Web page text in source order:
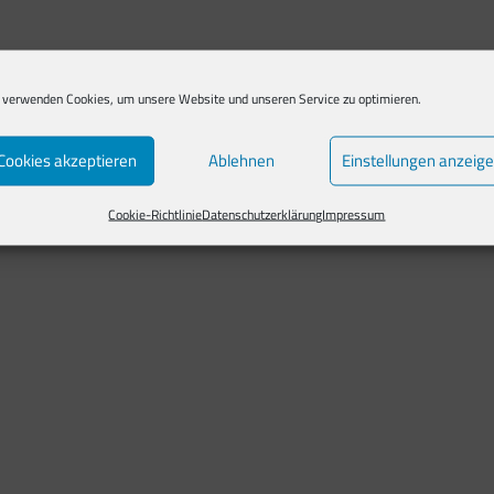
Cookies, um unsere Website und unseren Service zu optimieren.
akzeptieren Ablehnen Einstellungen
Cookie-RichtlinieDatenschutzerklärungImpressum